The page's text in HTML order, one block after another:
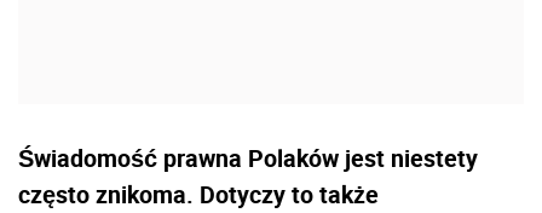
Świadomość prawna Polaków jest niestety
często znikoma. Dotyczy to także